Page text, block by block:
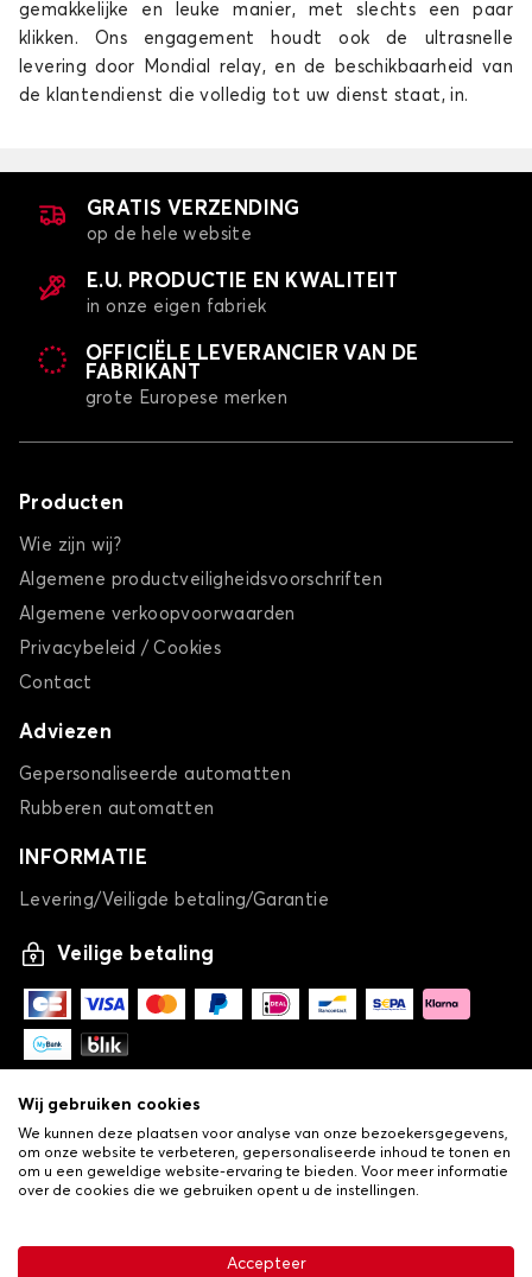
NAVARA
Automatten voor NISSAN NAVARA
NOTE
Automatten voor NISSAN PATROL
gemakkelijke en leuke manier, met slechts een paar
klikken. Ons engagement houdt ook de ultrasnelle
levering door Mondial relay, en de beschikbaarheid van
de klantendienst die volledig tot uw dienst staat, in.
GRATIS VERZENDING
op de hele website
E.U. PRODUCTIE EN KWALITEIT
in onze eigen fabriek
OFFICIËLE LEVERANCIER VAN DE
FABRIKANT
grote Europese merken
Producten
Wie zijn wij?
Algemene productveiligheidsvoorschriften
Algemene verkoopvoorwaarden
Privacybeleid / Cookies
Contact
Adviezen
Gepersonaliseerde automatten
Rubberen automatten
INFORMATIE
Levering/Veiligde betaling/Garantie
Veilige betaling
Algemene verkoopvoorwaarden•Privacy- en cookiebeleid
Wij gebruiken cookies
We kunnen deze plaatsen voor analyse van onze bezoekersgegevens,
om onze website te verbeteren, gepersonaliseerde inhoud te tonen en
om u een geweldige website-ervaring te bieden. Voor meer informatie
over de cookies die we gebruiken opent u de instellingen.
Accepteer